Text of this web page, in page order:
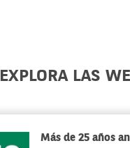
EXPLORA LAS
Más de 25 años